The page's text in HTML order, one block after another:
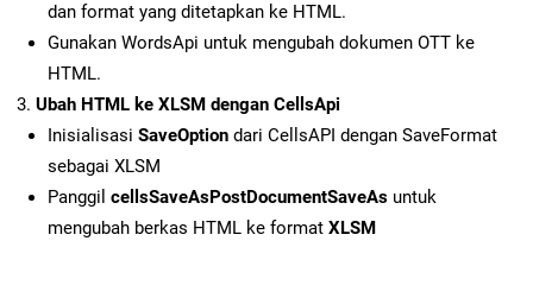
dan format yang ditetapkan ke HTML.
Gunakan WordsApi untuk mengubah dokumen OTT ke
HTML.
Ubah HTML ke XLSM dengan CellsApi
Inisialisasi SaveOption dari CellsAPI dengan SaveFormat
sebagai XLSM
Panggil cellsSaveAsPostDocumentSaveAs untuk
mengubah berkas HTML ke format XLSM